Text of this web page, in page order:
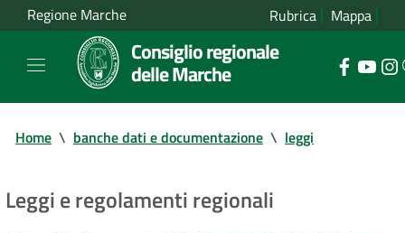
Regione Marche Rubrica Mappa
Consiglio regionale
delle Marche
Home \ banche dati e documentazione \ leggi
Leggi e regolamenti regionali